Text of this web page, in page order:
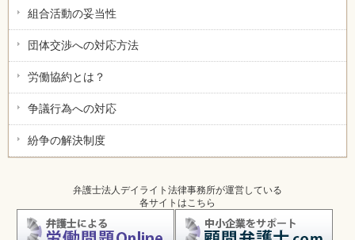
組合活動の妥当性
団体交渉への対応方法
労働協約とは？
争議行為への対応
紛争の解決制度
弁護士法人デイライト法律事務所が運営している
各サイトはこちら